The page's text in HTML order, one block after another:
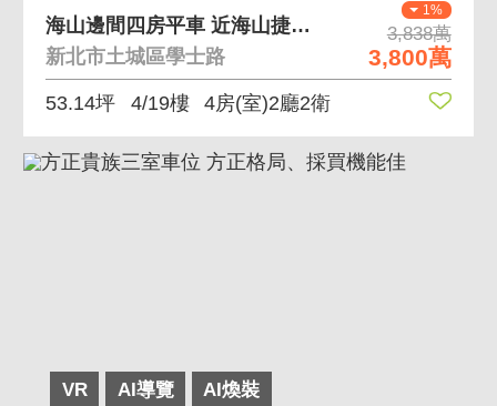
1%
3,838萬
3,800萬
海山邊間四房平車 近海山捷運、純住宅稀有釋出
新北市土城區學士路
53.14坪 4/19樓 4房(室)2廳2衛
VR AI導覽 AI煥裝